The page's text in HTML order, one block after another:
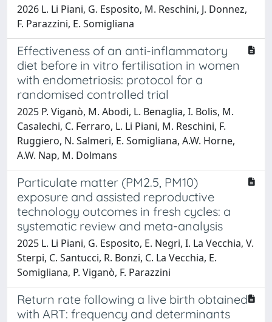
2026 L. Li Piani, G. Esposito, M. Reschini, J. Donnez,
F. Parazzini, E. Somigliana
Effectiveness of an anti-inflammatory
diet before in vitro fertilisation in women
with endometriosis: protocol for a
randomised controlled trial
2025 P. Viganò, M. Abodi, L. Benaglia, I. Bolis, M.
Casalechi, C. Ferraro, L. Li Piani, M. Reschini, F.
Ruggiero, N. Salmeri, E. Somigliana, A.W. Horne,
A.W. Nap, M. Dolmans
Particulate matter (PM2.5, PM10)
exposure and assisted reproductive
technology outcomes in fresh cycles: a
systematic review and meta-analysis
2025 L. Li Piani, G. Esposito, E. Negri, I. La Vecchia, V.
Sterpi, C. Santucci, R. Bonzi, C. La Vecchia, E.
Somigliana, P. Viganò, F. Parazzini
Return rate following a live birth obtained
with ART: frequency and determinants